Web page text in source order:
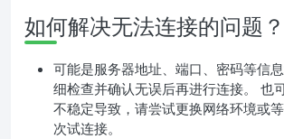
如何解决无法连接的问题？
可能是服务器地址、端口、密码等信
细检查并确认无误后再进行连接。 也
不稳定导致，请尝试更换网络环境或
次试连接。